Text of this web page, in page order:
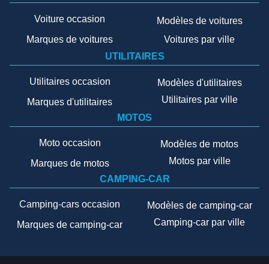
Voiture occasion
Marques de voitures
Modèles de voitures
Voitures par ville
UTILITAIRES
Utilitaires occasion
Marques d'utilitaires
Modèles d'utilitaires
Utilitaires par ville
MOTOS
Moto occasion
Marques de motos
Modèles de motos
Motos par ville
CAMPING-CAR
Camping-cars occasion
Marques de camping-car
Modèles de camping-car
Camping-car par ville